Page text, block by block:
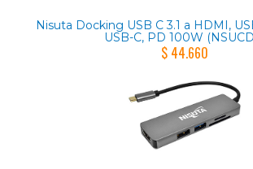
Nisuta Docking USB C 3.1 a HDMI,
USB-C, PD 100W
$ 44.660